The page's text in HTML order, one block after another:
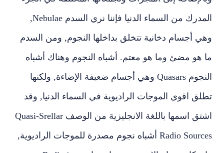
المدرك من السماء الدنيا فإننا نري السدم ‏Nebulae,
‏وهي أجسام دخانية تتخلق بداخلها النجوم‏,‏ ومن السدم
ما هو مضئ وما هو معتم‏.‏ أشباه النجوم وهناك أشباه
النجوم Quasars‏ وهي أجسام ضعيفة الإضاءة‏,‏ ولكنها
تطلق اقوي الموجات الراديوية في السماء الدنيا‏,‏ وقد
اشتق اسمها باللغة الانجليزية من الوصف ‏Quasi-Srellar
Radio Sources ‏أشباه نجوم مصدرة للموجات الراديوية‏,‏